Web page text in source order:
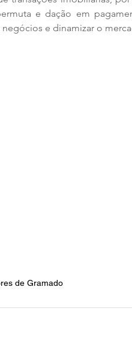
e dação em
e dinamizar o
de Gramado